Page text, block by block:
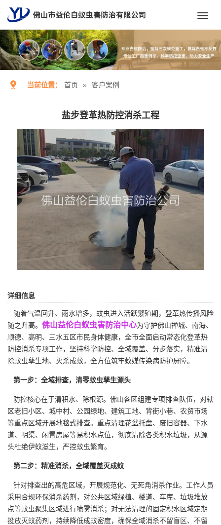
当前位置： 首页 » 客户案例
盐步登革热防控消杀工程
详细信息
随着气温回升、雨水增多，蚊虫进入活跃繁殖期，登革热传播风险
随之升高。 佛山益伦白蚁虫害防治中心为守护佛山禅城、南海、
顺德、高明、三水五区市民身体健康，全市全面启动常态化登革热
防控消杀专项工作，坚持科学防控、全域覆盖、分步落实，精准清
除蚊虫孳生地、灭杀成蚊，全方位筑牢蚊媒传染病防护屏障。
第一步：全域排查，清零蚊虫孳生源头
防控核心在于清积水、除根源。佛山各区组建专项排查队伍，对辖
区老旧小区、城中村、公园绿地、建筑工地、背街小巷、农贸市场
等重点区域开展地毯式排查。重点清理花盆托盘、废旧容器、下水
道、明渠、闲置房屋等易积水点位，彻底清除各类积水垃圾，从源
头杜绝伊蚊滋生，严控蚊虫繁育。
第二步：精准消杀，全域覆盖灭成蚊
针对排查出的高危区域，开展规范化、无死角消杀作业。工作人员
采用合规环保消杀药剂，对公共区域绿植、楼道、车库、垃圾堆放
点等蚊虫聚集区域进行喷雾消杀；对无法清理的固定积水区域定期
投放灭蚊药剂 ，持续降低成蚊密度，确保全域消杀不留盲区、不留